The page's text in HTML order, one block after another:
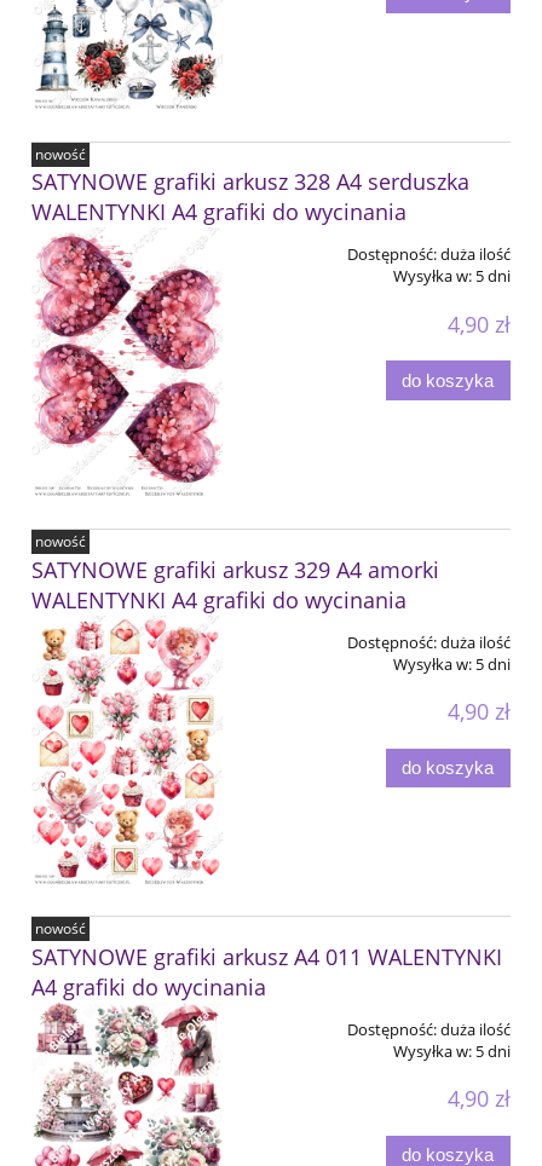
SATYNOWE grafiki arkusz 328 A4 serduszka
WALENTYNKI A4 grafiki do wycinania
Dostępność:duża ilość
Wysyłka w: 5 dni
4,90 zł
do koszyka
nowość
SATYNOWE grafiki arkusz 329 A4 amorki
WALENTYNKI A4 grafiki do wycinania
Dostępność:duża ilość
Wysyłka w: 5 dni
4,90 zł
do koszyka
nowość
SATYNOWE grafiki arkusz A4 011 WALENTYNKI
A4 grafiki do wycinania
Dostępność:duża ilość
Wysyłka w: 5 dni
4,90 zł
do koszyka
nowość